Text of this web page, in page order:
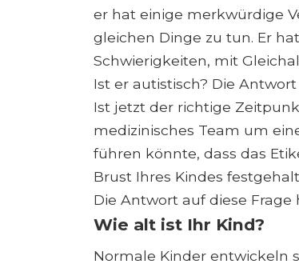
er hat einige merkwürdige
gleichen Dinge zu tun. Er
Schwierigkeiten, mit
Ist er autistisch? Die
Ist jetzt der richtige
medizinisches Team um
führen könnte, dass das
Brust Ihres Kindes
Die Antwort auf diese
Wie alt ist Ihr Kind?
Normale Kinder entwickeln